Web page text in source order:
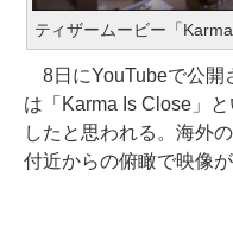
ティザームービー「
8日にYouTubeで公開
は「Karma Is Close」
したと思われる。海外
付近からの俯瞰で映像が